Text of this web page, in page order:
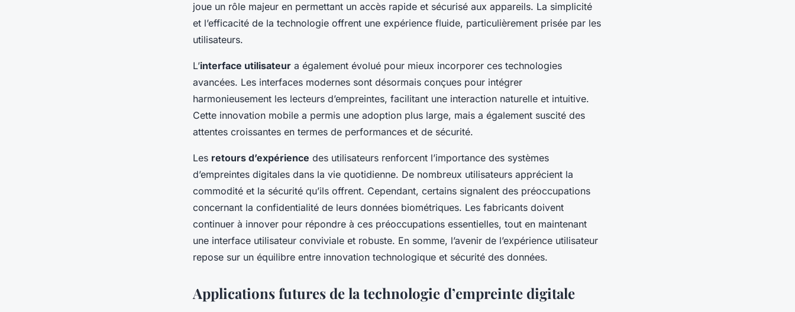
joue un rôle majeur en permettant un accès rapide et sécurisé aux appareils. La simplicité
et l’efficacité de la technologie offrent une expérience fluide, particulièrement prisée par les
utilisateurs.
L’interface utilisateur a également évolué pour mieux incorporer ces technologies
avancées. Les interfaces modernes sont désormais conçues pour intégrer
harmonieusement les lecteurs d’empreintes, facilitant une interaction naturelle et intuitive.
Cette innovation mobile a permis une adoption plus large, mais a également suscité des
attentes croissantes en termes de performances et de sécurité.
Les retours d’expérience des utilisateurs renforcent l’importance des systèmes
d’empreintes digitales dans la vie quotidienne. De nombreux utilisateurs apprécient la
commodité et la sécurité qu’ils offrent. Cependant, certains signalent des préoccupations
concernant la confidentialité de leurs données biométriques. Les fabricants doivent
continuer à innover pour répondre à ces préoccupations essentielles, tout en maintenant
une interface utilisateur conviviale et robuste. En somme, l’avenir de l’expérience utilisateur
repose sur un équilibre entre innovation technologique et sécurité des données.
Applications futures de la technologie d’empreinte digitale